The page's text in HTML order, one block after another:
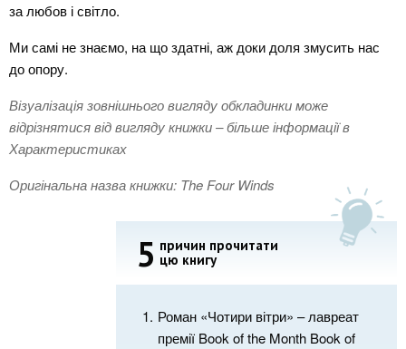
за любов і світло.
Ми самі не знаємо, на що здатні, аж доки доля змусить нас
до опору.
Візуалізація зовнішнього вигляду обкладинки може
відрізнятися від вигляду книжки – більше інформації в
Характеристиках
Оригінальна назва книжки: The Four Winds
5 причин прочитати
цю книгу
Роман «Чотири вітри» – лавреат
премії Book of the Month Book of